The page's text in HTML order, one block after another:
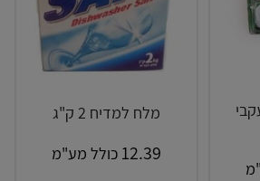
מלח למדיח 2 ק"ג
12.39 כולל מע"מ